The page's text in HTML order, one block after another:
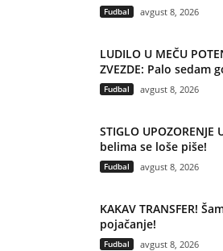
Fudbal avgust 8, 2026
LUDILO U MEČU
ZVEZDE: Palo sedam
Fudbal avgust 8, 2026
STIGLO UPOZORENJE
belima se loše piše!
Fudbal avgust 8, 2026
KAKAV TRANSFER!
pojačanje!
Fudbal avgust 8, 2026